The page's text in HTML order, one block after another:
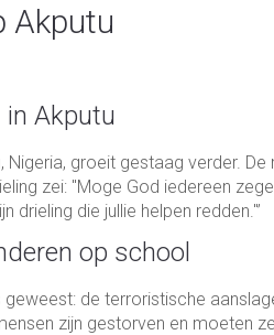
Akputu
in Akputu
Nigeria, groeit gestaag verder.
zei: "Moge God iedereen
drieling die jullie helpen redden."’
op school
geweest: de terroristische
zijn gestorven en moeten